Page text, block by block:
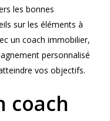
les bonnes
sur les éléments à
un coach immobilier,
personnalisé
vos objectifs.
coach